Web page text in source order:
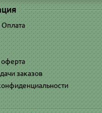
Оплата
заказов